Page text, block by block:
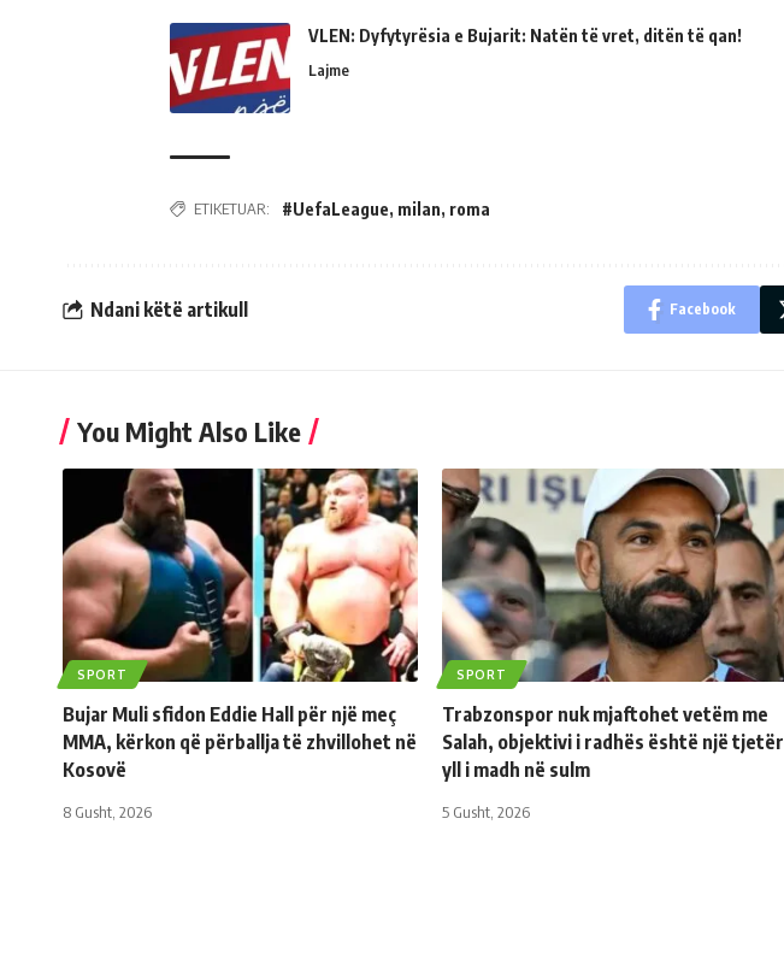
VLEN: Dyfytyrësia e Bujarit: Natën të vret, ditën të qan!
Lajme
ETIKETUAR: #UefaLeague, milan, roma
Ndani këtë artikull Facebook
You Might Also Like
SPORT
Bujar Muli sfidon Eddie Hall për një meç
MMA, kërkon që përballja të zhvillohet në
Kosovë
8 Gusht, 2026
SPORT
Trabzonspor nuk mjaftohet vetëm me
Salah, objektivi i radhës është një tjetër
yll i madh në sulm
5 Gusht, 2026